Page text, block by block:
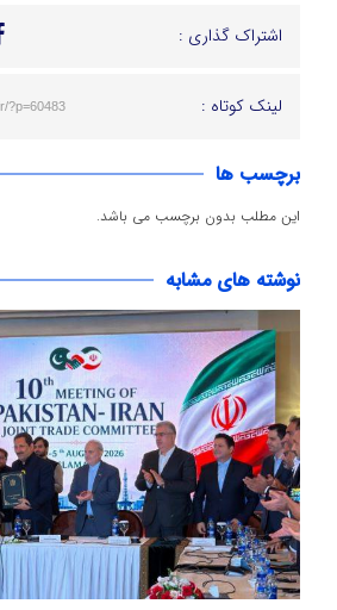
اشتراک گذاری :
لینک کوتاه : ?p=60483
برچسب ها
این مطلب بدون برچسب می باشد.
نوشته های مشابه